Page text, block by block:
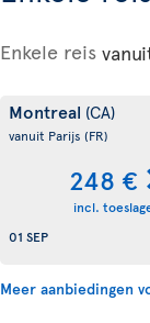
Enkele reis
Montreal (CA)
vanuit Parijs (FR)
248 €
incl.
01 SEP
Meer aanbiedingen